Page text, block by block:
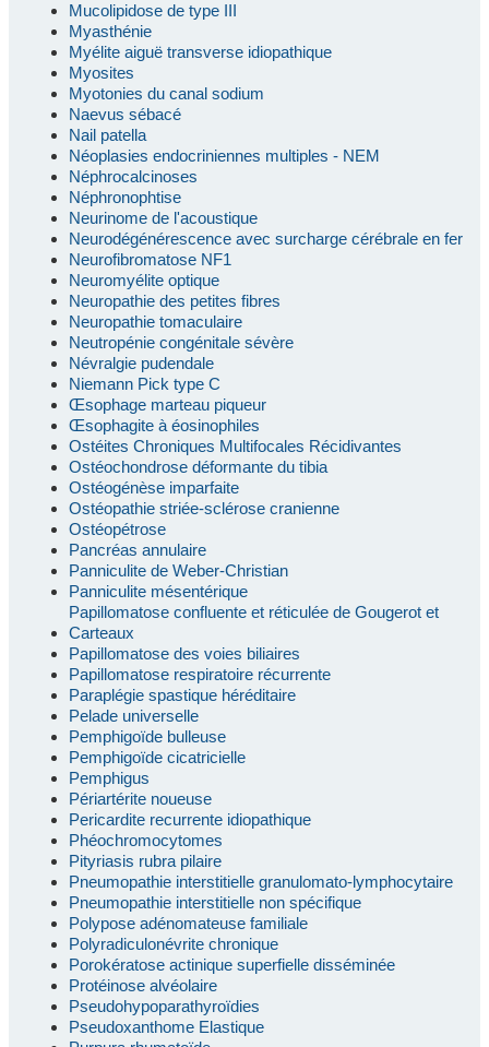
Mucolipidose de type III
Myasthénie
Myélite aiguë transverse idiopathique
Myosites
Myotonies du canal sodium
Naevus sébacé
Nail patella
Néoplasies endocriniennes multiples - NEM
Néphrocalcinoses
Néphronophtise
Neurinome de l'acoustique
Neurodégénérescence avec surcharge cérébrale en fer
Neurofibromatose NF1
Neuromyélite optique
Neuropathie des petites fibres
Neuropathie tomaculaire
Neutropénie congénitale sévère
Névralgie pudendale
Niemann Pick type C
Œsophage marteau piqueur
Œsophagite à éosinophiles
Ostéites Chroniques Multifocales Récidivantes
Ostéochondrose déformante du tibia
Ostéogénèse imparfaite
Ostéopathie striée-sclérose cranienne
Ostéopétrose
Pancréas annulaire
Panniculite de Weber-Christian
Panniculite mésentérique
Papillomatose confluente et réticulée de Gougerot et
Carteaux
Papillomatose des voies biliaires
Papillomatose respiratoire récurrente
Paraplégie spastique héréditaire
Pelade universelle
Pemphigoïde bulleuse
Pemphigoïde cicatricielle
Pemphigus
Périartérite noueuse
Pericardite recurrente idiopathique
Phéochromocytomes
Pityriasis rubra pilaire
Pneumopathie interstitielle granulomato-lymphocytaire
Pneumopathie interstitielle non spécifique
Polypose adénomateuse familiale
Polyradiculonévrite chronique
Porokératose actinique superfielle disséminée
Protéinose alvéolaire
Pseudohypoparathyroïdies
Pseudoxanthome Elastique